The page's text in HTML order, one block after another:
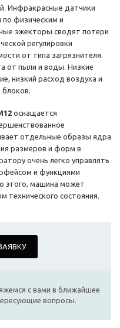
Инфракрасные датчики
физическим и
эжекторы сводят потери
регулировки
от типа загрязнителя.
от пыли и воды. Низкие
низкий расход воздуха и
блоков.
оснащается
отдельные образы ядра
размеров и форм в
очень легко управлять
и функциями
этого, машина может
технического состояния.
с вами в ближайшее
вопросы.